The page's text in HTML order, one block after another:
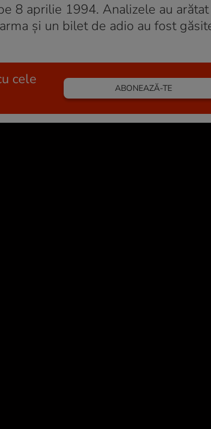
8 aprilie 1994. Analizele au
şi un bilet de adio au fost
cele
ABONEAZĂ-TE